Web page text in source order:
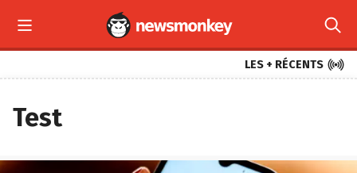
 
LES + RÉCENTS 
Test